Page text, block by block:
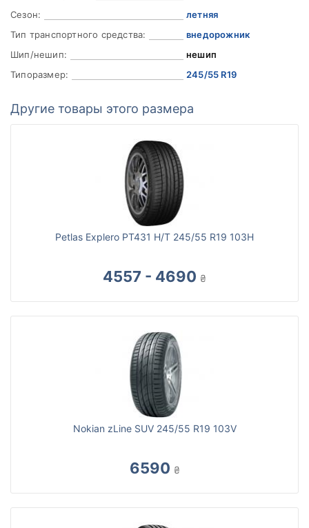
Сезон:
летняя
Тип транспортного средства:
внедорожник
Шип/нешип:
нешип
Типоразмер:
245/55 R19
Другие товары этого размера
Petlas Explero PT431 H/T 245/55 R19 103H
4557 - 4690 ₴
Nokian zLine SUV 245/55 R19 103V
6590 ₴